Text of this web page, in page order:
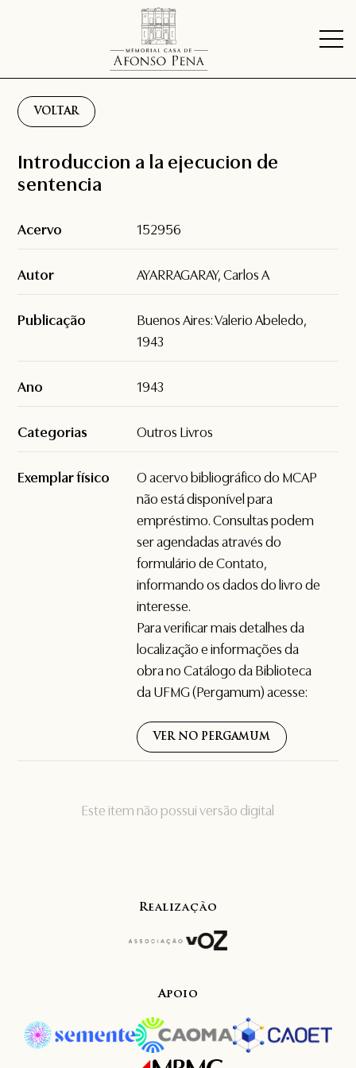
VOLTAR
Este item não possui versão digital
Introduccion a la ejecucion de
sentencia
Acervo 152956
Autor AYARRAGARAY, Carlos A
Publicação
Buenos Aires: Valerio Abeledo,
1943
Ano 1943
Categorias Outros Livros
Exemplar físico
O acervo bibliográfico do MCAP
não está disponível para
empréstimo. Consultas podem
ser agendadas através do
formulário deContato,
informando os dados do livro de
interesse.
Para verificar mais detalhes da
localização e informações da
obra no Catálogo da Biblioteca
da UFMG (Pergamum) acesse:
VER NO PERGAMUM
Realização
Apoio